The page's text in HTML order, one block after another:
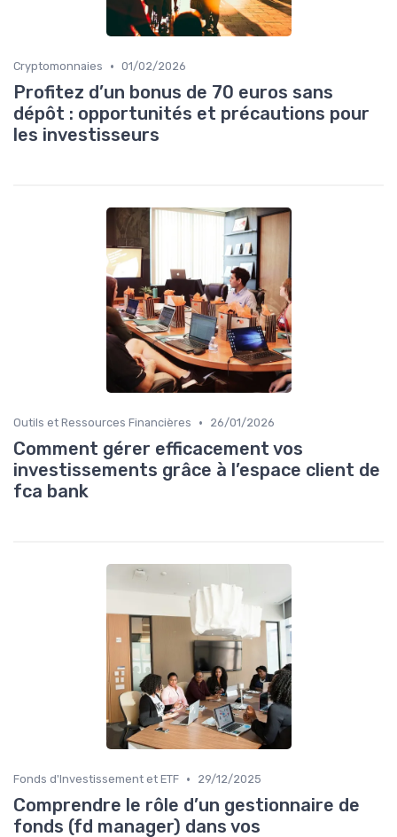
Cryptomonnaies • 01/02/2026
Profitez d’un bonus de 70 euros sans
dépôt : opportunités et précautions pour
les investisseurs
Outils et Ressources Financières • 26/01/2026
Comment gérer efficacement vos
investissements grâce à l’espace client de
fca bank
Fonds d'Investissement et ETF • 29/12/2025
Comprendre le rôle d’un gestionnaire de
fonds (fd manager) dans vos